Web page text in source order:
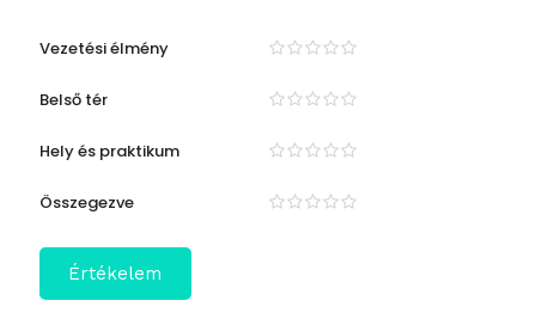
Vezetési élmény
Belső tér
Hely és praktikum
Összegezve